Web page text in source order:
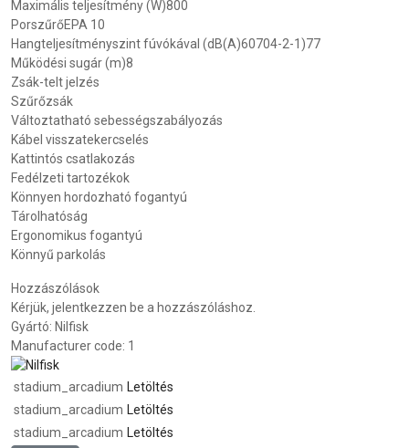
Maximális teljesítmény (W)800
PorszűrőEPA 10
Hangteljesítményszint fúvókával (dB(A)60704-2-1)77
Működési sugár (m)8
Zsák-telt jelzés
Szűrőzsák
Változtatható sebességszabályozás
Kábel visszatekercselés
Kattintós csatlakozás
Fedélzeti tartozékok
Könnyen hordozható fogantyú
Tárolhatóság
Ergonomikus fogantyú
Könnyű parkolás
Hozzászólások
Kérjük, jelentkezzen be a hozzászóláshoz.
Gyártó: Nilfisk
Manufacturer code: 1
stadium_arcadium Letöltés
stadium_arcadium Letöltés
stadium_arcadium Letöltés